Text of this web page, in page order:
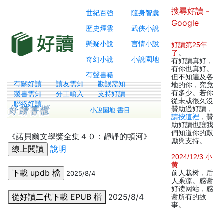
世紀百強
隨身智囊
歷史煙雲
武俠小說
懸疑小說
言情小說
奇幻小說
小說園地
有聲書籍
有關好讀 讀友需知
勘誤需知
製書需知
分工輸入
支持好讀
聯絡好讀
小說園地 書目
《諾貝爾文學獎全集４０：靜靜的頓河》
說明
2025/8/4
從好讀二代下載 EPUB 檔 2025/8/4
搜尋好讀 -
Google
好讀第25年
了 。
有好讀真好，
有你也真好。
但不知遍及各
地的你，究竟
有多少。若你
從未或很久沒
贊助過好讀，
請按這裡 ，贊
助好讀也讓我
們知道你的鼓
勵與支持。
2024/12/3 小
黄
前人栽树，后
人乘凉。感谢
好读网站，感
谢所有的故
事。